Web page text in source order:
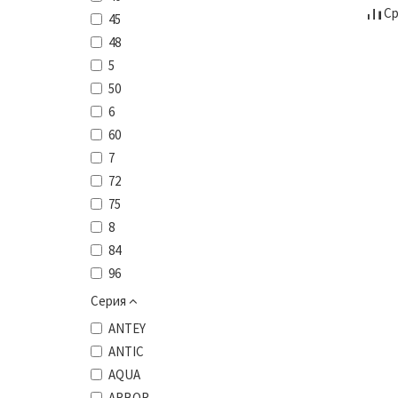
45
48
5
50
6
60
7
72
75
8
84
96
Серия
ANTEY
ANTIC
AQUA